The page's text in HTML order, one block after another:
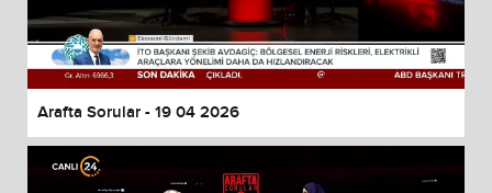
Arafta Sorular - 19 04 2026